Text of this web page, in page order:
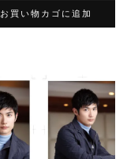
お買い物カゴに追加